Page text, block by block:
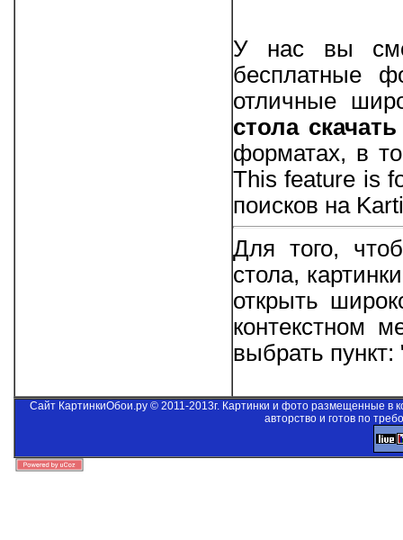
У нас вы
бесплатные
отличные
стола
форматах, в
This feature is
поисков на
Для того,
стола,
открыть
контекстном
выбрать
Сайт КартинкиОбои.ру © 2011-2013г. Картинки и фото размещенные в
авторство и готов по